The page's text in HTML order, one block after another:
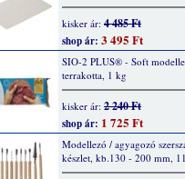
kisker ár: 4 485 Ft
shop ár: 3 495 Ft
SIO-2 PLUS® - Soft
terrakotta, 1 kg
kisker ár: 2 240 Ft
shop ár: 1 725 Ft
Modellezó / agyagozó
készlet, kb.130 - 200 mm,